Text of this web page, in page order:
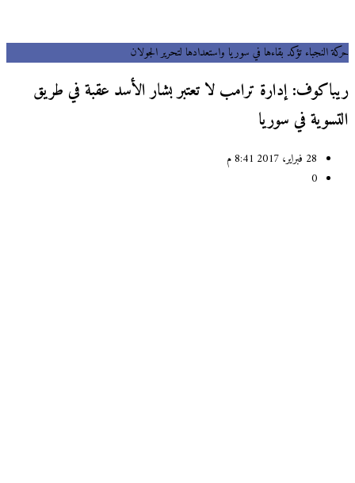
حركة النجباء تؤكد بقاءها في سوريا واستعدادها لتحرير الجولان
ريباكوف: إدارة ترامب لا تعتبر بشار الأسد عقبة في طريق
التسوية في سوريا
28 فبراير، 2017 8:41 م